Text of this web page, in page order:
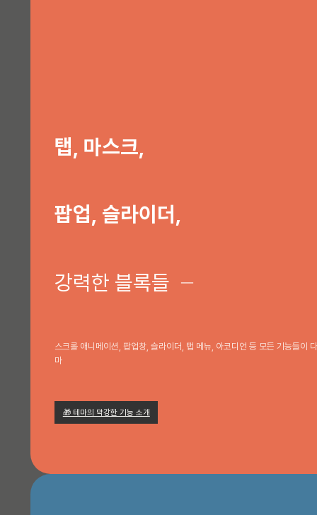
탭, 마스크,
팝업, 슬라이더,
강력한 블록들 ─
스크롤 애니메이션, 팝업창, 슬라이더, 탭 메뉴, 아코디언 등 모든 기능들이
마
🎁 테마의 막강한 기능 소개